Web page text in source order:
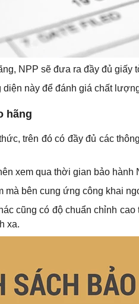
NPP sẽ đưa ra đầy đủ giấy
này để đánh giá chất
hãng
trên đó có đầy đủ các
xem qua thời gian bảo hành
mà bên cung ứng công khai
cũng có độ chuẩn chỉnh
xa.